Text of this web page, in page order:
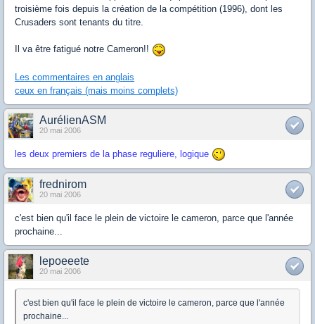
troisième fois depuis la création de la compétition (1996), dont les
Crusaders sont tenants du titre.
Il va être fatigué notre Cameron!!
Les commentaires en anglais
ceux en français (mais moins complets)
AurélienASM
20 mai 2006
les deux premiers de la phase reguliere, logique
frednirom
20 mai 2006
c'est bien qu'il face le plein de victoire le cameron, parce que l'année
prochaine...
lepoeeete
20 mai 2006
c'est bien qu'il face le plein de victoire le cameron, parce que l'année
prochaine...